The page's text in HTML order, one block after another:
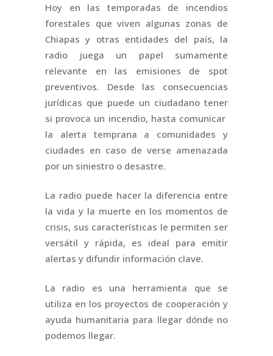
Hoy en las temporadas de incendios
forestales que viven algunas zonas de
Chiapas y otras entidades del país, la
radio juega un papel sumamente
relevante en las emisiones de spot
preventivos. Desde las consecuencias
jurídicas que puede un ciudadano tener
si provoca un incendio, hasta comunicar
la alerta temprana a comunidades y
ciudades en caso de verse amenazada
por un siniestro o desastre.
La radio puede hacer la diferencia entre
la vida y la muerte en los momentos de
crisis, sus características le permiten ser
versátil y rápida, es ideal para emitir
alertas y difundir información clave.
La radio es una herramienta que se
utiliza en los proyectos de cooperación y
ayuda humanitaria para llegar dónde no
podemos llegar.